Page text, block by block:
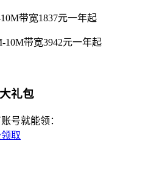
带宽1837元一年起
10M带宽3942元一年起
礼包
号就能领：
取